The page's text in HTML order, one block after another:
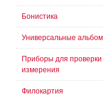
Бонистика
Универсальные
Приборы для проверки
измерения
Филокартия